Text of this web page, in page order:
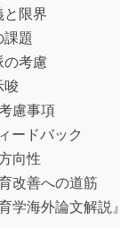
と限界
課題
の考慮
唆
慮事項
ードバック
向性
改善への道筋
学海外論文解説』